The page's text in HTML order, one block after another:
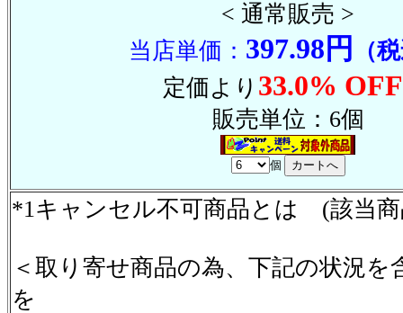
< 通常販売 >
当店単価： 397.98円
（
定価より 33.0%
販売単位：6個
個
*1キャンセル不可商品とは (該当
＜取り寄せ商品の為、下記の状況
を